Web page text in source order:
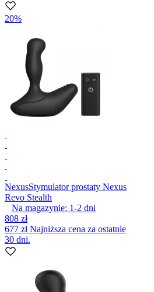
20%
NexusStymulator prostaty Nexus
Revo Stealth
Na magazynie: 1-2 dni
808 zł
677 złNajniższa cena za ostatnie
30 dni.